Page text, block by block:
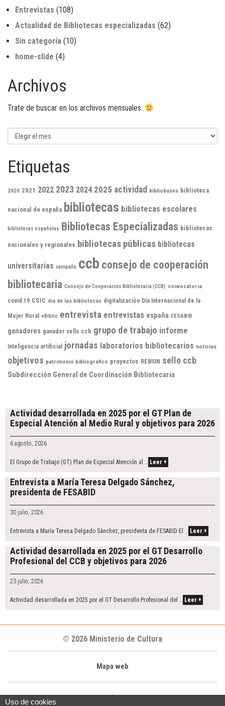
Entrevistas (108)
Actualidad de Bibliotecas especializadas (62)
Sin categoría (10)
home-slide (4)
Archivos
Trate de buscar en los archivos mensuales.
Archivos
Etiquetas
2020 2021 2022 2023 2024 2025 actividad bibliobuses biblioteca
nacional de españa bibliotecas bibliotecas escolares
bibliotecas españolas Bibliotecas Especializadas bibliotecas
nacionales y regionales bibliotecas públicas bibliotecas
universitarias campaña ccb consejo de cooperación
bibliotecaria Consejo de Cooperación Bibliotecaria (CCB) convocatoria
covid 19 CSIC dia de las bibliotecas digitalización Día Internacional de la
Mujer Rural eBiblio entrevista entrevistas españa FESABID
ganadores ganador sello ccb grupo de trabajo informe
Inteligencia artificial jornadas laboratorios bibliotecarios noticias
objetivos patrimonio bibliografico proyectos REBIUN sello ccb
Subdirección General de Coordinación Bibliotecaria
Actividad desarrollada en 2025 por el GT Plan de
Especial Atención al Medio Rural y objetivos para 2026
6 agosto, 2026
El Grupo de Trabajo (GT) Plan de Especial Atención al … Leer +
Entrevista a María Teresa Delgado Sánchez,
presidenta de FESABID
30 julio, 2026
Entrevista a María Teresa Delgado Sánchez, presidenta de FESABID El … Leer +
Actividad desarrollada en 2025 por el GT Desarrollo
Profesional del CCB y objetivos para 2026
23 julio, 2026
Actividad desarrollada en 2025 por el GT Desarrollo Profesional del … Leer +
© 2026 Ministerio de Cultura
Mapa web
|
Uso de cookies